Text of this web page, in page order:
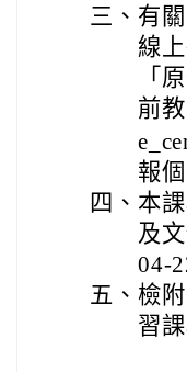
三、 有
線
「
前
報
四、 本
及
04-
五、 檢
習